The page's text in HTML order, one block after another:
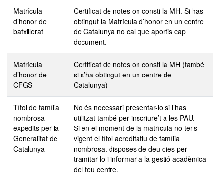
Matrícula
d’honor de
batxillerat
Certificat de notes on consti la MH. Si has
obtingut la Matrícula d’honor en un centre
de Catalunya no cal que aportis cap
document.
Matrícula
d’honor de
CFGS
Certificat de notes on consti la MH (també
si s’ha obtingut en un centre de
Catalunya)
Títol de família
nombrosa
expedits per la
Generalitat de
Catalunya
No és necessari presentar-lo si l’has
utilitzat també per inscriure’t a les PAU.
Si en el moment de la matrícula no tens
vigent el títol acreditatiu de família
nombrosa, disposes de deu dies per
tramitar-lo i informar a la gestió acadèmica
del teu centre.